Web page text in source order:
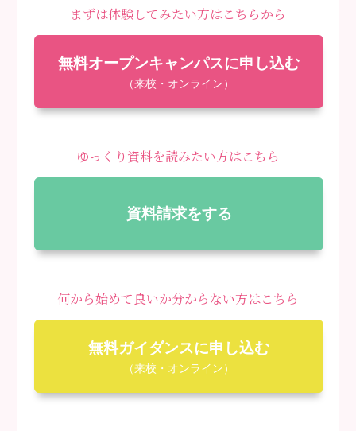
まずは体験してみたい方はこちらから
無料オープンキャンパスに申し込む
（来校・オンライン）
ゆっくり資料を読みたい方はこちら
資料請求をする
何から始めて良いか分からない方はこちら
無料ガイダンスに申し込む
（来校・オンライン）